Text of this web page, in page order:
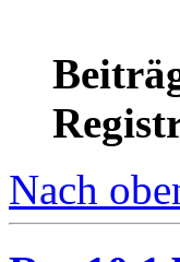
Nach